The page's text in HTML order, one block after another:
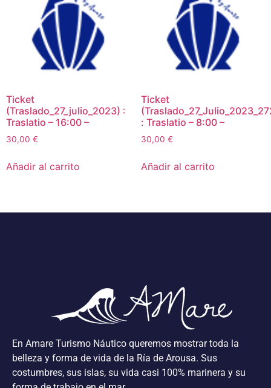
Ticket
(Traslado_27_julio_2023) :
Traslatio – 16:00 –
30,00 €
Añadir al carrito
Ticket
: Traslatio – 8:00 –
30,00 €
Añadir al carrito
En Amare Turismo Náutico queremos mostrar toda la
belleza y forma de vida de la Ría de Arousa. Sus
costumbres, sus islas, su vida casi 100% marinera y su